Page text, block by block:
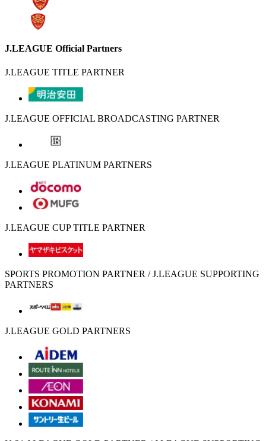
J.LEAGUE Official Partners
J.LEAGUE TITLE PARTNER
J.LEAGUE OFFICIAL BROADCASTING PARTNER
J.LEAGUE PLATINUM PARTNERS
J.LEAGUE CUP TITLE PARTNER
SPORTS PROMOTION PARTNER / J.LEAGUE SUPPORTING
PARTNERS
J.LEAGUE GOLD PARTNERS